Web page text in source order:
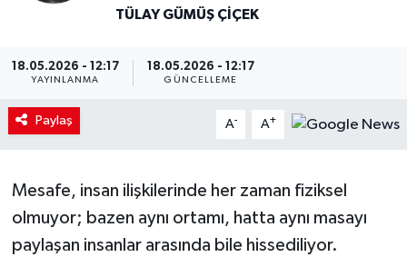
TÜLAY GÜMÜŞ ÇIÇEK
18.05.2026 - 12:17
YAYINLANMA
18.05.2026 - 12:17
GÜNCELLEME
Paylaş A- A+
Mesafe, insan ilişkilerinde her zaman fiziksel
olmuyor; bazen aynı ortamı, hatta aynı masayı
paylaşan insanlar arasında bile hissediliyor.
Tüm Manşetler
Son Dakika Haberleri
Haber Arşivi